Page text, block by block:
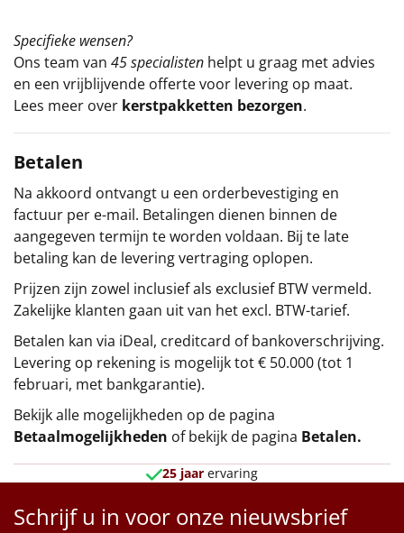
Specifieke wensen?
Ons team van 45 specialisten helpt u graag met advies
en een vrijblijvende offerte voor levering op maat.
Lees meer over kerstpakketten bezorgen.
Betalen
Na akkoord ontvangt u een orderbevestiging en
factuur per e-mail. Betalingen dienen binnen de
aangegeven termijn te worden voldaan. Bij te late
betaling kan de levering vertraging oplopen.
Prijzen zijn zowel inclusief als exclusief BTW vermeld.
Zakelijke klanten gaan uit van het excl. BTW-tarief.
Betalen kan via iDeal, creditcard of bankoverschrijving.
Levering op rekening is mogelijk tot € 50.000 (tot 1
februari, met bankgarantie).
Bekijk alle mogelijkheden op de pagina
Betaalmogelijkheden of bekijk de pagina Betalen.
25 jaar ervaring
Schrijf u in voor onze nieuwsbrief